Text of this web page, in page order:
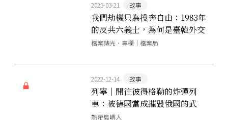
2023-03-21 故事
我們劫機只為投奔自由：1983年
的反共六義士，為何是臺韓外交
的轉捩點？
檔案蒔光．專欄｜檔案局
2022-12-14 故事
列寧｜開往彼得格勒的炸彈列
車：被德國當成摧毀俄國的武
器，一代共產革命家如何煉成？
熱帶島嶼人